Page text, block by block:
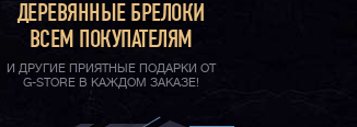
ДЕРЕВЯННЫЕ БРЕЛОКИ
ВСЕМ ПОКУПАТЕЛЯМ
И ДРУГИЕ ПРИЯТНЫЕ ПОДАРКИ ОТ
G-STORE В КАЖДОМ ЗАКАЗЕ!